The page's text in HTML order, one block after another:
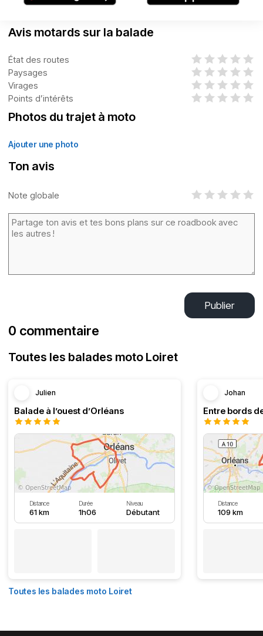
Avis motards sur la balade
État des routes
Paysages
Virages
Points d’intérêts
Photos du trajet à moto
Ajouter une photo
Ton avis
Note globale
Publier
0 commentaire
Toutes les balades moto Loiret
Julien
Balade à l’ouest d’Orléans
Distance
61 km
Durée
1h06
Niveau
Débutant
Johan
Entre bords
Distance
109 km
Toutes les balades moto Loiret